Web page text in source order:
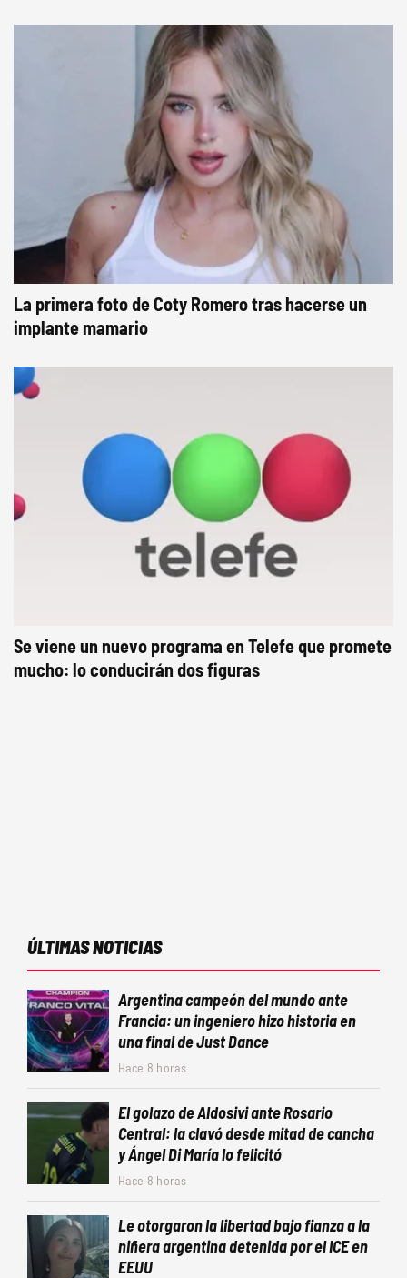
La primera foto de Coty Romero tras hacerse un
implante mamario
Se viene un nuevo programa en Telefe que promete
mucho: lo conducirán dos figuras
ÚLTIMAS NOTICIAS
Argentina campeón del mundo ante
Francia: un ingeniero hizo historia en
una final de Just Dance
Hace 8 horas
El golazo de Aldosivi ante Rosario
Central: la clavó desde mitad de cancha
y Ángel Di María lo felicitó
Hace 8 horas
Le otorgaron la libertad bajo fianza a la
niñera argentina detenida por el ICE en
EEUU